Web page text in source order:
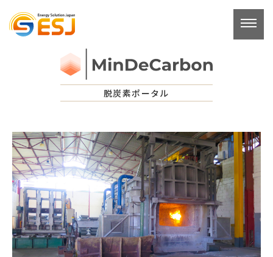
ン
ツ
へ
ッ
プ
脱炭素ポータル